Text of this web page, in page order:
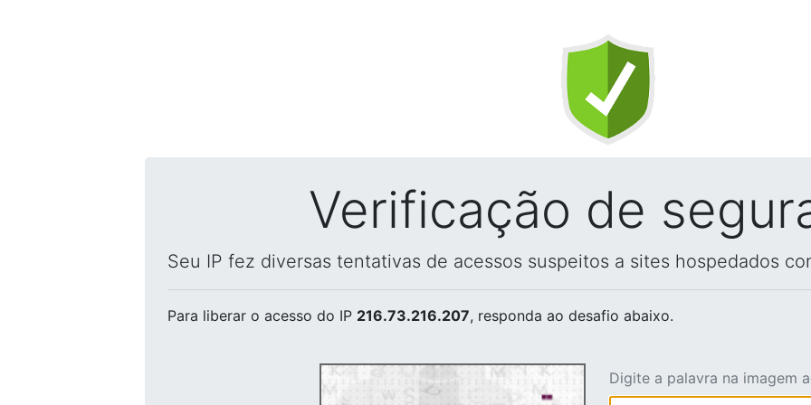
Verificação de
Seu IP fez diversas tentativas de acessos suspeitos a sites hospedados
Para liberar o acesso do IP 216.73.216.207, responda ao desafio abaixo.
Digite a palavra na imagem